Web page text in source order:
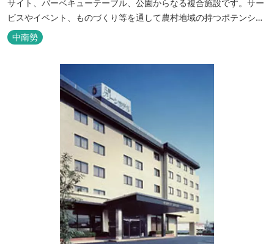
サイト、バーベキューテーブル、公園からなる複合施設です。サー
ビスやイベント、ものづくり等を通して農村地域の持つポテンシャ
ルを発信しています。 めだかやタガメなど水生生物が生息し、初夏
にはホタルが飛び交う「メダカ池」や、約９０００本のあじさいが
植えられた「あじさいの小径」を散策し、遠い昔に過ごした懐かし
い田舎にタイムスリップしてみま...
中南勢